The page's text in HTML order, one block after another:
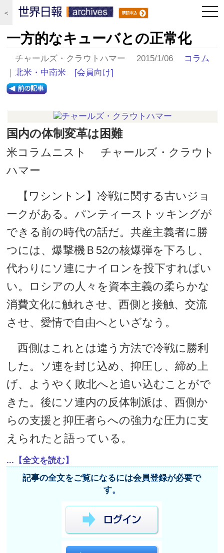
＜
一方的なキューバとの正常化
チャールズ・クラウトハマー 2015/1/06 コラム
｜北米・中南米 [会員向け]
国内の体制変革は困難
米コラムニスト チャールズ・クラウト
ハマー
【ワシントン】冷戦に関する古いジョ
ークがある。パンティーストッキングが
できる前の時代の話だ。共産主義者に勝
つには、爆撃機Ｂ52の核爆弾を下ろし、
代わりにソ連にナイロンを投下すればい
い。ロシアの人々を資本主義の柔らかな
消費文化に触れさせ、西側と接触、交流
させ、愛情で自由へといざなう。
西側はこれとは違う方法で冷戦に勝利
した。ソ連を封じ込め、抑圧し、締め上
げ、ようやく敗北へと追い込むことがで
きた。後にソ連内の反体制派は、西側か
らの支援と抑圧者らへの強力な圧力に支
えられたと語っている。
...【全文を読む】
記事の全文をご覧になるには会員登録が必要で
す。